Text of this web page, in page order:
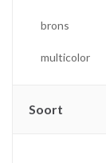
brons
multicolor
Soort